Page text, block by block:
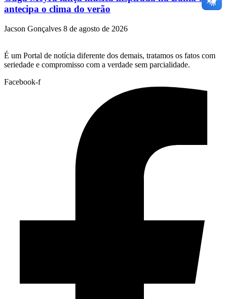
antecipa o clima do verão
Jacson Gonçalves 8 de agosto de 2026
É um Portal de notícia diferente dos demais, tratamos os fatos com
seriedade e compromisso com a verdade sem parcialidade.
Facebook-f